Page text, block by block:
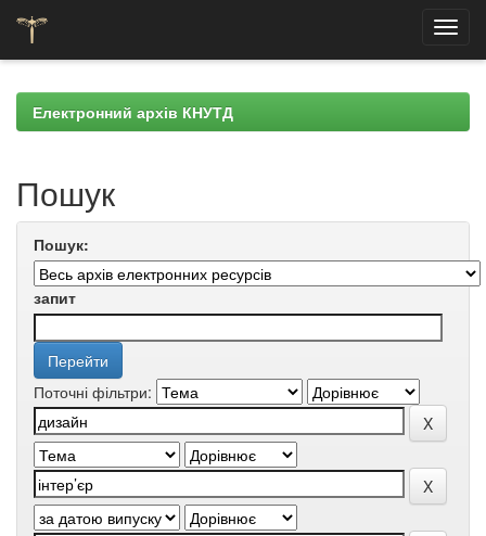
navigationЕлектронний архів КНУТД
Пошук
Пошук:
запит
Поточні фільтри: